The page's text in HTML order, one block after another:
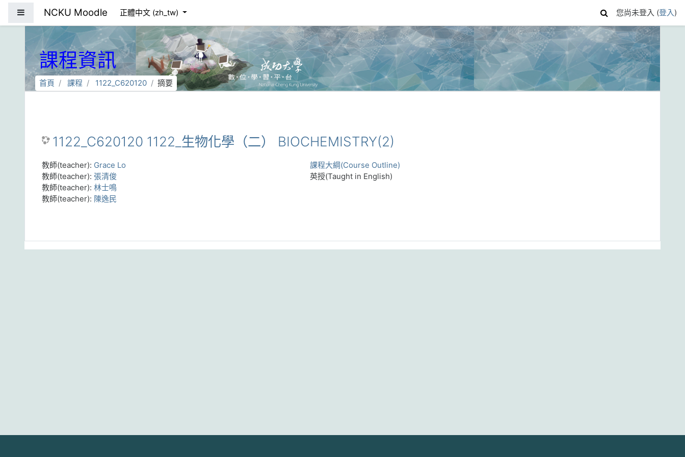
NCKU Moodle 正體中文 ‎(zh_tw)‎ 您尚未登入 (登入)
課程資訊
首頁 課程 1122_C620120 摘要
1122_C620120 1122_生物化學（二） BIOCHEMISTRY(2)
課程大綱(Course Outline)
英授(Taught in English)
教師(teacher): Grace Lo
教師(teacher): 張清俊
教師(teacher): 林士鳴
教師(teacher): 陳逸民